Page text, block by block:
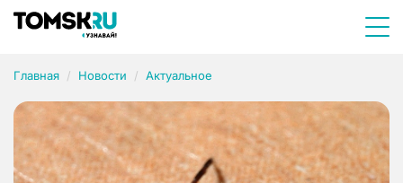
Главная Новости Актуальное